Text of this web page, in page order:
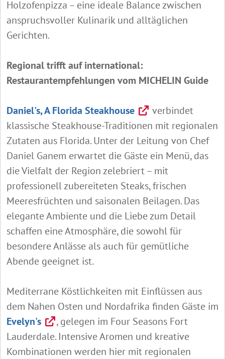
Holzofenpizza – eine ideale Balance zwischen
anspruchsvoller Kulinarik und alltäglichen
Gerichten.
Regional trifft auf international:
Restaurantempfehlungen vom MICHELIN Guide
Daniel's, A Florida Steakhouse
verbindet
klassische Steakhouse-Traditionen mit regionalen
Zutaten aus Florida. Unter der Leitung von Chef
Daniel Ganem erwartet die Gäste ein Menü, das
die Vielfalt der Region zelebriert – mit
professionell zubereiteten Steaks, frischen
Meeresfrüchten und saisonalen Beilagen. Das
elegante Ambiente und die Liebe zum Detail
schaffen eine Atmosphäre, die sowohl für
besondere Anlässe als auch für gemütliche
Abende geeignet ist.
Mediterrane Köstlichkeiten mit Einflüssen aus
dem Nahen Osten und Nordafrika finden Gäste im
Evelyn's
, gelegen im Four Seasons Fort
Lauderdale. Intensive Aromen und kreative
Kombinationen werden hier mit regionalen